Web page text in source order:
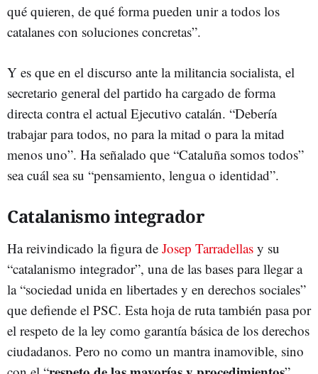
qué quieren, de qué forma pueden unir a todos los
catalanes con soluciones concretas”.
Y es que en el discurso ante la militancia socialista, el
secretario general del partido ha cargado de forma
directa contra el actual Ejecutivo catalán. “Debería
trabajar para todos, no para la mitad o para la mitad
menos uno”. Ha señalado que “Cataluña somos todos”
sea cuál sea su “pensamiento, lengua o identidad”.
Catalanismo integrador
Ha reivindicado la figura de Josep Tarradellas y su
“catalanismo integrador”, una de las bases para llegar a
la “sociedad unida en libertades y en derechos sociales”
que defiende el PSC. Esta hoja de ruta también pasa por
el respeto de la ley como garantía básica de los derechos
ciudadanos. Pero no como un mantra inamovible, sino